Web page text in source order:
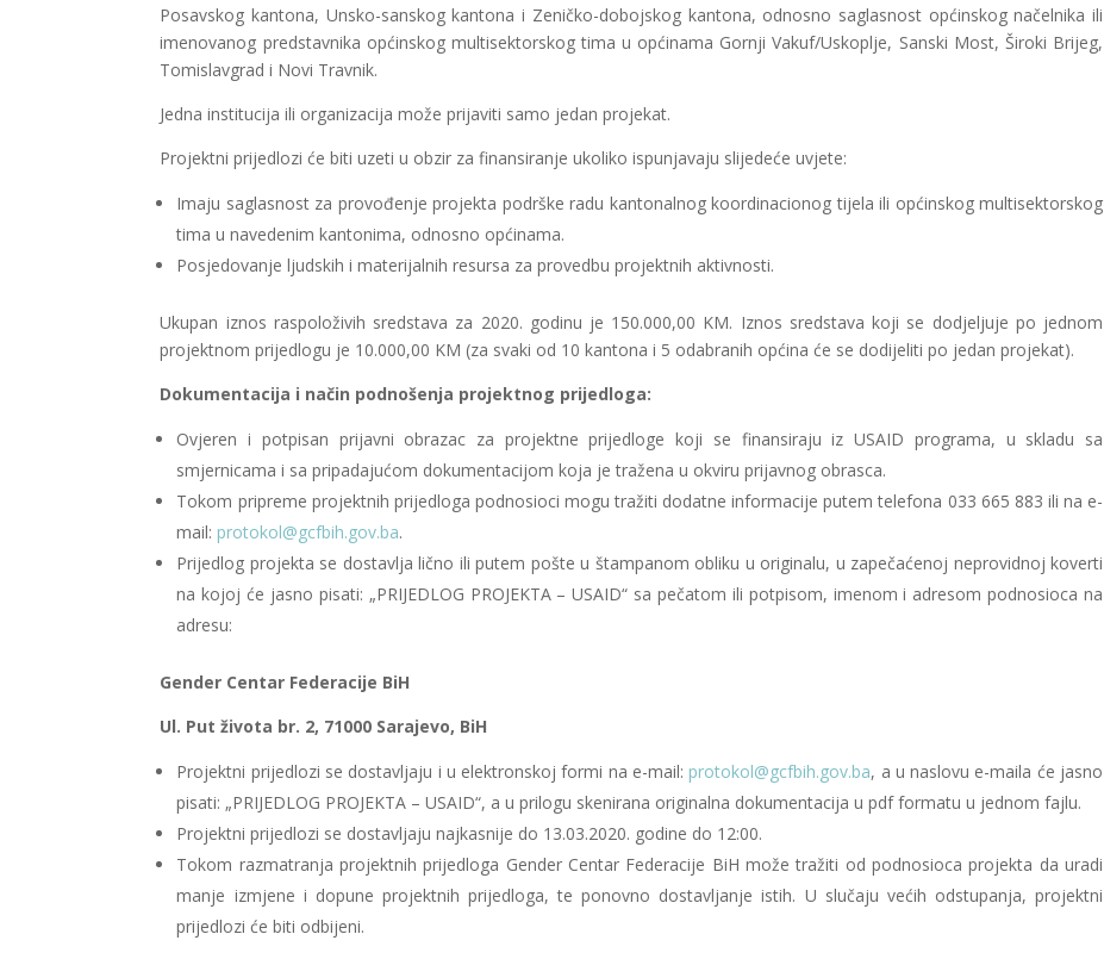
Posavskog kantona, Unsko-sanskog kantona i Zeničko-dobojskog kantona, odnosno saglasnost općinskog načelnika ili
imenovanog predstavnika općinskog multisektorskog tima u općinama Gornji Vakuf/Uskoplje, Sanski Most, Široki Brijeg,
Tomislavgrad i Novi Travnik.
Jedna institucija ili organizacija može prijaviti samo jedan projekat.
Projektni prijedlozi će biti uzeti u obzir za finansiranje ukoliko ispunjavaju slijedeće uvjete:
Imaju saglasnost za provođenje projekta podrške radu kantonalnog koordinacionog tijela ili općinskog multisektorskog
tima u navedenim kantonima, odnosno općinama.
Posjedovanje ljudskih i materijalnih resursa za provedbu projektnih aktivnosti.
Ukupan iznos raspoloživih sredstava za 2020. godinu je 150.000,00 KM. Iznos sredstava koji se dodjeljuje po jednom
projektnom prijedlogu je 10.000,00 KM (za svaki od 10 kantona i 5 odabranih općina će se dodijeliti po jedan projekat).
Dokumentacija i način podnošenja projektnog prijedloga:
Ovjeren i potpisan prijavni obrazac za projektne prijedloge koji se finansiraju iz USAID programa, u skladu sa
smjernicama i sa pripadajućom dokumentacijom koja je tražena u okviru prijavnog obrasca.
Tokom pripreme projektnih prijedloga podnosioci mogu tražiti dodatne informacije putem telefona 033 665 883 ili na e-
mail: protokol@gcfbih.gov.ba.
Prijedlog projekta se dostavlja lično ili putem pošte u štampanom obliku u originalu, u zapečaćenoj neprovidnoj koverti
na kojoj će jasno pisati: „PRIJEDLOG PROJEKTA – USAID“ sa pečatom ili potpisom, imenom i adresom podnosioca na
adresu:
Gender Centar Federacije BiH
Ul. Put života br. 2, 71000 Sarajevo, BiH
Projektni prijedlozi se dostavljaju i u elektronskoj formi na e-mail: protokol@gcfbih.gov.ba, a u naslovu e-maila će jasno
pisati: „PRIJEDLOG PROJEKTA – USAID“, a u prilogu skenirana originalna dokumentacija u pdf formatu u jednom fajlu.
Projektni prijedlozi se dostavljaju najkasnije do 13.03.2020. godine do 12:00.
Tokom razmatranja projektnih prijedloga Gender Centar Federacije BiH može tražiti od podnosioca projekta da uradi
manje izmjene i dopune projektnih prijedloga, te ponovno dostavljanje istih. U slučaju većih odstupanja, projektni
prijedlozi će biti odbijeni.